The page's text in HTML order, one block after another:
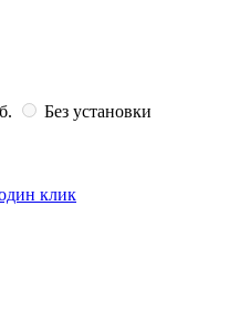
Без установки
клик